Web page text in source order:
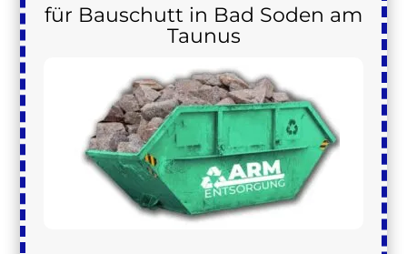
für Bauschutt in Bad Soden am
Taunus